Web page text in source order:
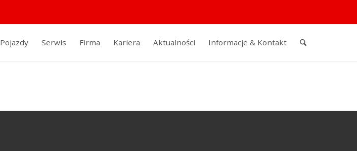
Pojazdy Serwis Firma Kariera Aktualności Informacje & Kontakt